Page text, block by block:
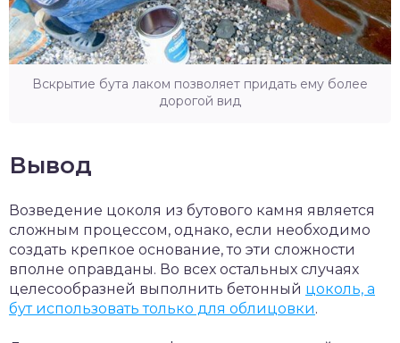
Вскрытие бута лаком позволяет придать ему более
дорогой вид
Вывод
Возведение цоколя из бутового камня является
сложным процессом, однако, если необходимо
создать крепкое основание, то эти сложности
вполне оправданы. Во всех остальных случаях
целесообразней выполнить бетонный цоколь, а
бут использовать только для облицовки.